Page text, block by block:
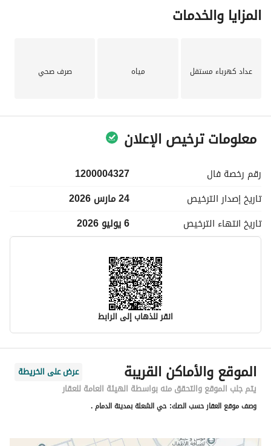
المزايا والخدمات
عداد كهرباء مستقل مياه صرف صحي
معلومات ترخيص الإعلان
رقم رخصة فال
1200004327
تاريخ إصدار الترخيص
24 مارس 2026
تاريخ انتهاء الترخيص 6 يوليو 2026
انقر للذهاب إلى الرابط
معلومات مسؤول الإعلان
اسم المسؤول
فليح يحى جويعد العنزي
رقم المسؤول
0561531555
الموقع والأماكن القريبة
عرض على الخريطة
يتم جلب الموقع والتحقق منه بواسطة الهيئة العامة للعقار
وصف موقع العقار حسب الصك: حي الشعلة بمدينة الدمام .